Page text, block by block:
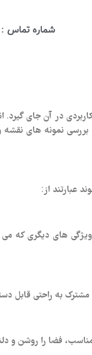
شماره تماس
و کاربردی در آن جای
عبارتند از:
های دیگری که می‌
به راحتی قابل
مناسب، فضا را روشن و